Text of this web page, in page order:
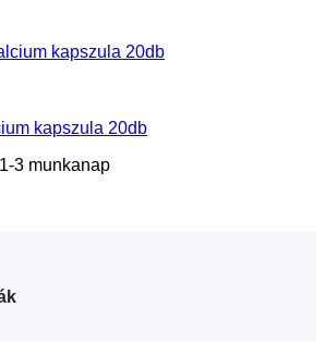
kapszula 20db
3 munkanap